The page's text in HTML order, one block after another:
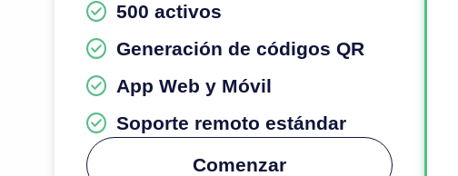
500 activos
Generación de códigos QR
App Web y Móvil
Soporte remoto estándar
Comenzar